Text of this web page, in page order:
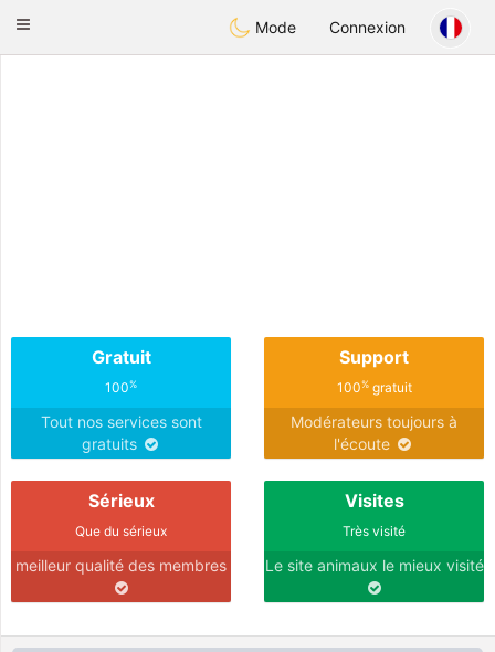
Animour
Toggle
Mode Connexion
Gratuit
100%
Tout nos services sont
gratuits
Support
100%gratuit
Modérateurs toujours à
l'écoute
Sérieux
Que du sérieux
meilleur qualité des membres
Visites
Très visité
Le site animaux le mieux visité